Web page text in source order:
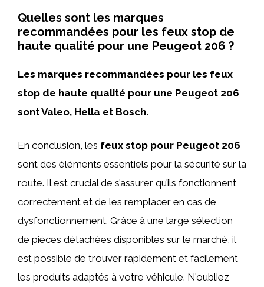
Quelles sont les marques
recommandées pour les feux stop de
haute qualité pour une Peugeot 206 ?
Les marques recommandées pour les feux
stop de haute qualité pour une Peugeot 206
sont Valeo, Hella et Bosch.
En conclusion, les feux stop pour Peugeot 206
sont des éléments essentiels pour la sécurité sur la
route. Il est crucial de s’assurer qu’ils fonctionnent
correctement et de les remplacer en cas de
dysfonctionnement. Grâce à une large sélection
de pièces détachées disponibles sur le marché, il
est possible de trouver rapidement et facilement
les produits adaptés à votre véhicule. N’oubliez